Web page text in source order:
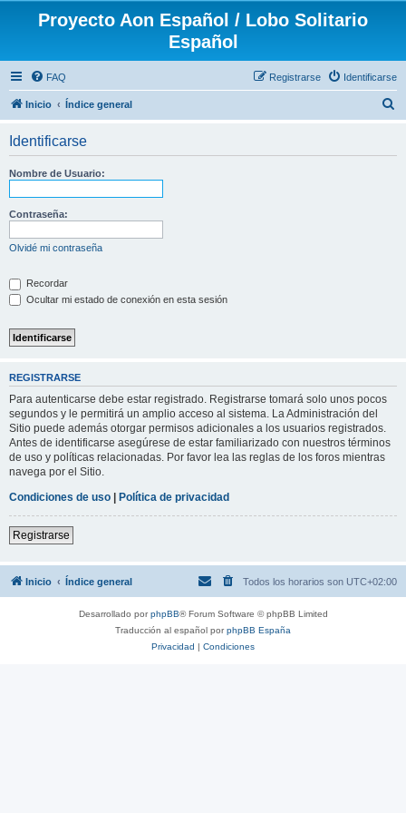
Proyecto Aon Español / Lobo Solitario
Español
FAQ Identificarse
Registrarse
Inicio Índice general
Identificarse
Nombre de Usuario:
Contraseña:
Olvidé mi contraseña
Recordar
Ocultar mi estado de conexión en esta sesión
REGISTRARSE
Para autenticarse debe estar registrado. Registrarse tomará solo unos pocos
segundos y le permitirá un amplio acceso al sistema. La Administración del
Sitio puede además otorgar permisos adicionales a los usuarios registrados.
Antes de identificarse asegúrese de estar familiarizado con nuestros términos
de uso y políticas relacionadas. Por favor lea las reglas de los foros mientras
navega por el Sitio.
Condiciones de uso | Política de privacidad
Registrarse
Inicio Índice general Todos los horarios son UTC+02:00
Desarrollado porphpBB® Forum Software © phpBB Limited
Traducción al español porphpBB España
Privacidad | Condiciones